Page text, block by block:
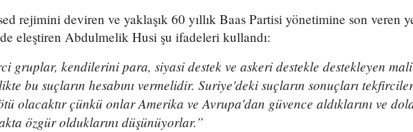
rejimini deviren ve yaklaşık 60 yıllık Baas Partisi yönetimine son veren
eleştiren Abdulmelik Husi şu ifadeleri kullandı:
gruplar, kendilerini para, siyasi destek ve askeri destekle destekleyen mali
bu suçların hesabını vermelidir. Suriye'deki suçların sonuçları
olacaktır çünkü onlar Amerika ve Avrupa'dan güvence aldıklarını ve
özgür olduklarını düşünüyorlar.”